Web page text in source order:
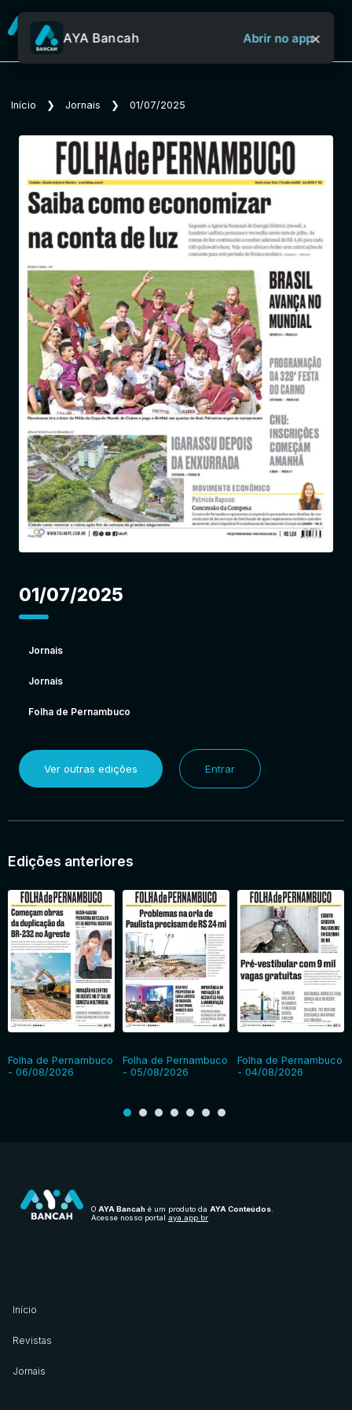
Sobre o Aya Bancah
Início
Jornais
Notícias
Entrar
AYA Bancah Abrir no app×
Início ❯ Jornais ❯ 01/07/2025
01/07/2025
Jornais
Jornais
Folha de Pernambuco
Ver outras edições Entrar
Edições anteriores
Folha de Pernambuco
- 06/08/2026
Folha de Pernambuco
- 05/08/2026
Folha de Pernambuco
- 04/08/2026
O AYA Bancah é um produto da AYA Conteúdos
Acesse nosso portal aya.app.br
Início
Revistas
Jornais